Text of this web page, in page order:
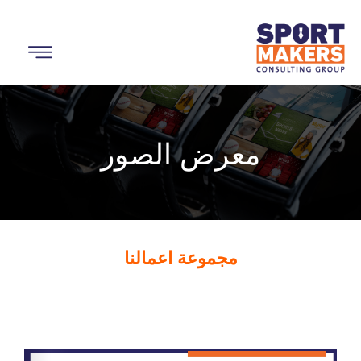
معرض الصور
مجموعة اعمالنا